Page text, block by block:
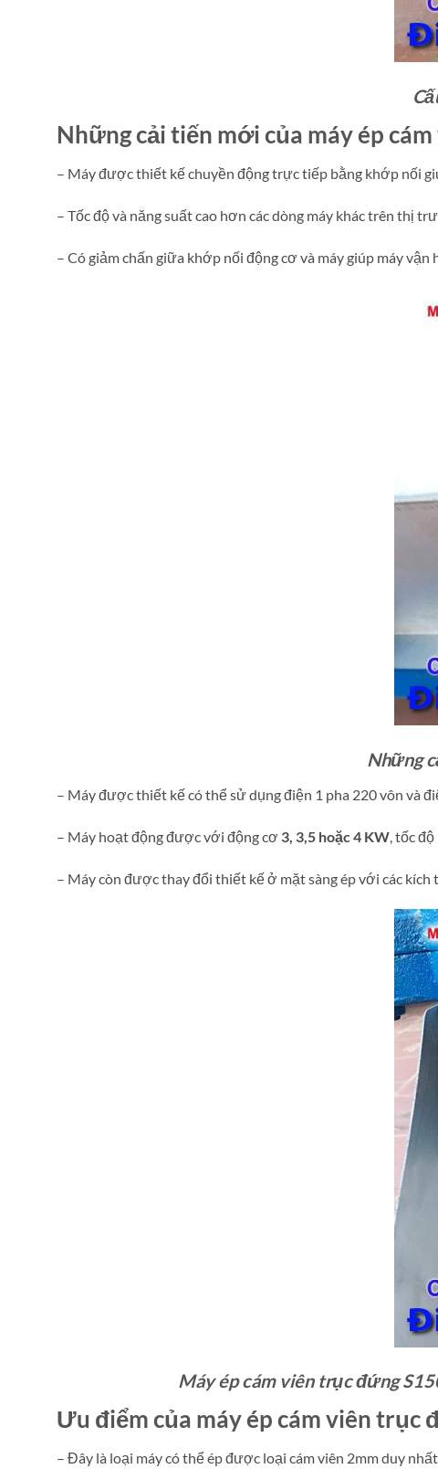
Những cải tiến mới của máy ép
– Máy được thiết kế chuyền động trực tiếp bằng khớp nối
– Tốc độ và năng suất cao hơn các dòng máy khác trên thị
– Có giảm chấn giữa khớp nối động cơ và máy giúp máy vận
Những
– Máy được thiết kế có thể sử dụng điện 1 pha 220 vôn và
– Máy hoạt động được với động cơ 3, 3,5 hoặc 4 KW, tốc
– Máy còn được thay đổi thiết kế ở mặt sàng ép với các
Máy ép cám viên trục đứng
Ưu điểm của máy ép cám viên trục
– Đây là loại máy có thể ép được loại cám viên 2mm duy